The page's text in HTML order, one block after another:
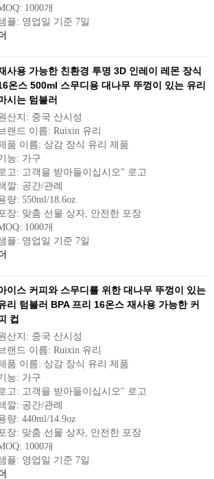
1000개
플: 영업일 기준 7일
사용 가능한 친환경 투명 3D 인레이 레몬 장식
온스 500ml 스무디용 대나무 뚜껑이 있는 유리
시는 텀블러
산지: 중국 산시성
랜드 이름: Ruixin 유리
품 이름: 상감 장식 유리 제품
능: 가구
고: 고객을 받아들이십시오" 로고
깔: 공간/관례
량: 550ml/18.6oz
장: 맞춤 선물 상자, 안전한 포장
1000개
플: 영업일 기준 7일
이스 커피와 스무디를 위한 대나무 뚜껑이 있는
리 텀블러 BPA 프리 16온스 재사용 가능한 커
컵
산지: 중국 산시성
랜드 이름: Ruixin 유리
품 이름: 상감 장식 유리 제품
능: 가구
고: 고객을 받아들이십시오" 로고
깔: 공간/관례
량: 440ml/14.9oz
장: 맞춤 선물 상자, 안전한 포장
1000개
플: 영업일 기준 7일